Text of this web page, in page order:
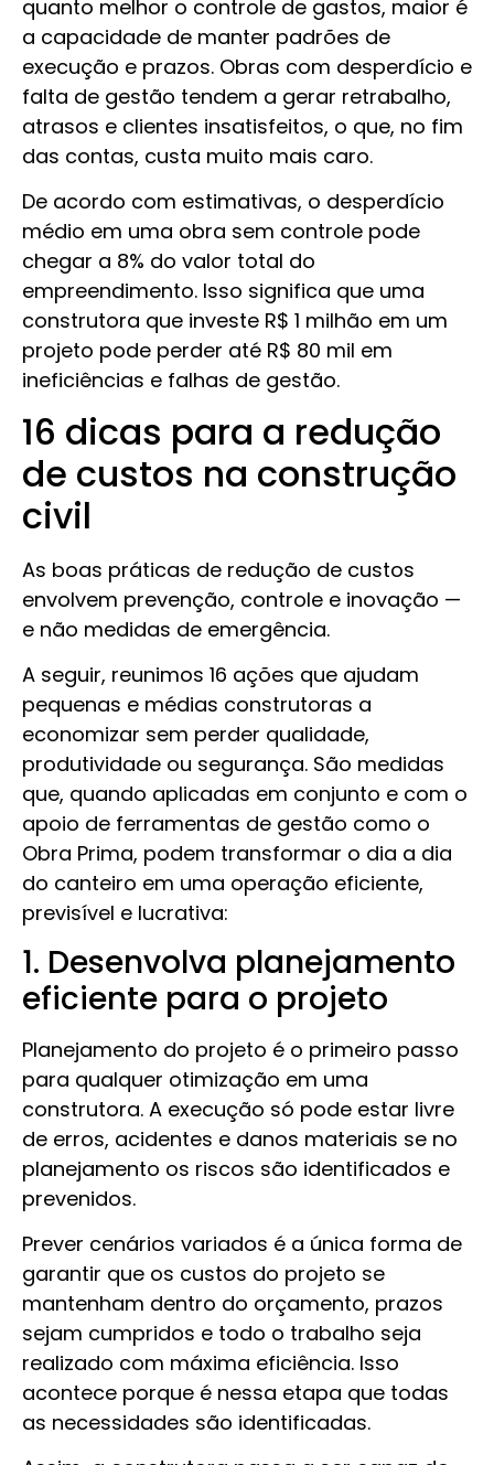
quanto melhor o controle de gastos, maior é
a capacidade de manter padrões de
execução e prazos. Obras com desperdício e
falta de gestão tendem a gerar retrabalho,
atrasos e clientes insatisfeitos, o que, no fim
das contas, custa muito mais caro.
De acordo com estimativas, o desperdício
médio em uma obra sem controle pode
chegar a 8% do valor total do
empreendimento. Isso significa que uma
construtora que investe R$ 1 milhão em um
projeto pode perder até R$ 80 mil em
ineficiências e falhas de gestão.
16 dicas para a redução
de custos na construção
civil
As boas práticas de redução de custos
envolvem prevenção, controle e inovação —
e não medidas de emergência.
A seguir, reunimos 16 ações que ajudam
pequenas e médias construtoras a
economizar sem perder qualidade,
produtividade ou segurança. São medidas
que, quando aplicadas em conjunto e com o
apoio de ferramentas de gestão como o
Obra Prima, podem transformar o dia a dia
do canteiro em uma operação eficiente,
previsível e lucrativa:
1. Desenvolva planejamento
eficiente para o projeto
Planejamento do projeto é o primeiro passo
para qualquer otimização em uma
construtora. A execução só pode estar livre
de erros, acidentes e danos materiais se no
planejamento os riscos são identificados e
prevenidos.
Prever cenários variados é a única forma de
garantir que os custos do projeto se
mantenham dentro do orçamento, prazos
sejam cumpridos e todo o trabalho seja
realizado com máxima eficiência. Isso
acontece porque é nessa etapa que todas
as necessidades são identificadas.